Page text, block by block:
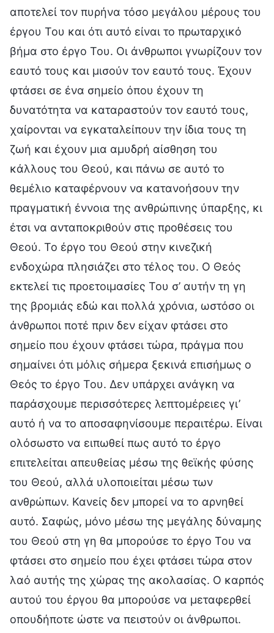
αποτελεί τον πυρήνα τόσο μεγάλου μέρους του
έργου Του και ότι αυτό είναι το πρωταρχικό
βήμα στο έργο Του. Οι άνθρωποι γνωρίζουν τον
εαυτό τους και μισούν τον εαυτό τους. Έχουν
φτάσει σε ένα σημείο όπου έχουν τη
δυνατότητα να καταραστούν τον εαυτό τους,
χαίρονται να εγκαταλείπουν την ίδια τους τη
ζωή και έχουν μια αμυδρή αίσθηση του
κάλλους του Θεού, και πάνω σε αυτό το
θεμέλιο καταφέρνουν να κατανοήσουν την
πραγματική έννοια της ανθρώπινης ύπαρξης, κι
έτσι να ανταποκριθούν στις προθέσεις του
Θεού. Το έργο του Θεού στην κινεζική
ενδοχώρα πλησιάζει στο τέλος του. Ο Θεός
εκτελεί τις προετοιμασίες Του σ’ αυτήν τη γη
της βρομιάς εδώ και πολλά χρόνια, ωστόσο οι
άνθρωποι ποτέ πριν δεν είχαν φτάσει στο
σημείο που έχουν φτάσει τώρα, πράγμα που
σημαίνει ότι μόλις σήμερα ξεκινά επισήμως ο
Θεός το έργο Του. Δεν υπάρχει ανάγκη να
παράσχουμε περισσότερες λεπτομέρειες γι’
αυτό ή να το αποσαφηνίσουμε περαιτέρω. Είναι
ολόσωστο να ειπωθεί πως αυτό το έργο
επιτελείται απευθείας μέσω της θεϊκής φύσης
του Θεού, αλλά υλοποιείται μέσω των
ανθρώπων. Κανείς δεν μπορεί να το αρνηθεί
αυτό. Σαφώς, μόνο μέσω της μεγάλης δύναμης
του Θεού στη γη θα μπορούσε το έργο Του να
φτάσει στο σημείο που έχει φτάσει τώρα στον
λαό αυτής της χώρας της ακολασίας. Ο καρπός
αυτού του έργου θα μπορούσε να μεταφερθεί
οπουδήποτε ώστε να πειστούν οι άνθρωποι.